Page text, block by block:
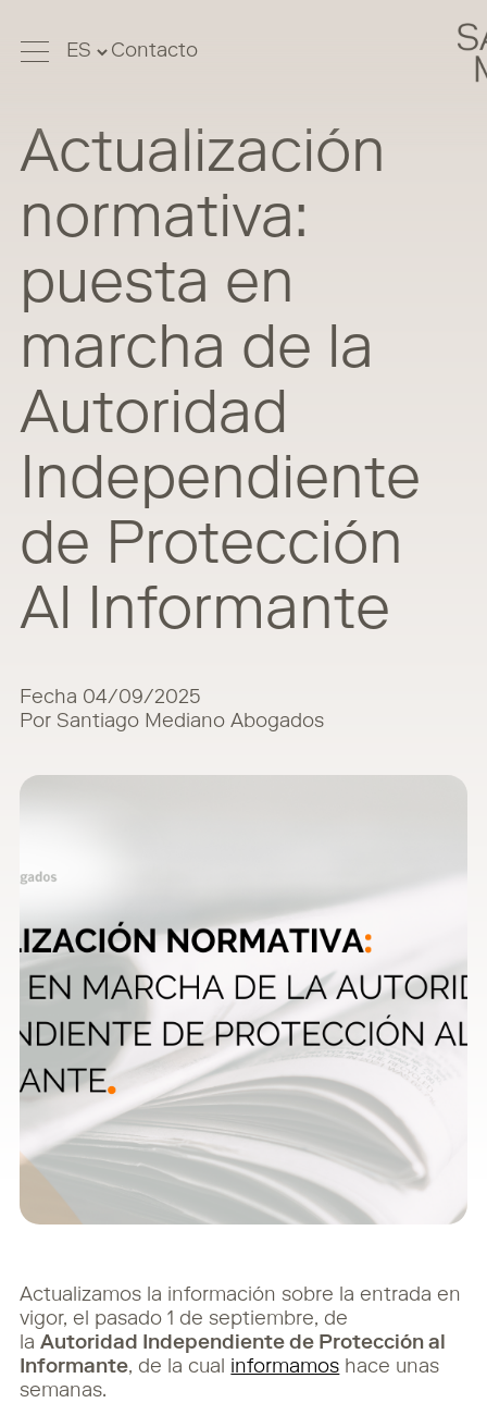
Contacto
Actualización
normativa:
puesta en
marcha de la
Autoridad
Independiente
de Protección
Al Informante
Fecha 04/09/2025
Por Santiago Mediano Abogados
Actualizamos la información sobre la entrada en
vigor, el pasado 1 de septiembre, de
laAutoridad Independiente de Protección al
Informante, de la cual informamos hace unas
semanas.